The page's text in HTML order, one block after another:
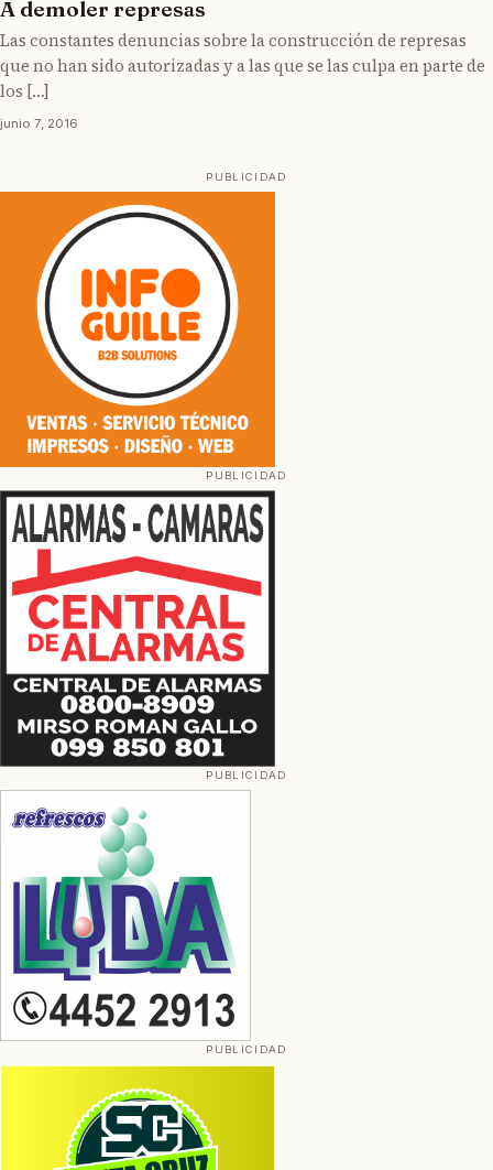
A demoler represas
Las constantes denuncias sobre la construcción de represas
que no han sido autorizadas y a las que se las culpa en parte de
los […]
junio 7, 2016